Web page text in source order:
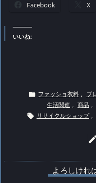
Facebook X
いいね:
 ファッショ衣料 , ブ
生活関連 , 商品 ,
 リサイクルショップ ,

よろしけれ